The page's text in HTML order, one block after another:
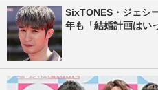
SixTONES・ジェシ
年も「結婚計画はい